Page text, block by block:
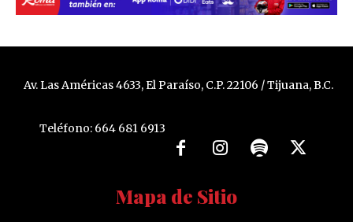
Av. Las Américas 4633, El Paraíso, C.P. 22106 / Tijuana, B.C.
Teléfono: 664 681 6913
Mapa de Sitio